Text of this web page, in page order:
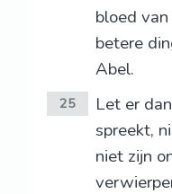
bloed
betere
Abel.
25
Let er
spreekt,
niet zijn